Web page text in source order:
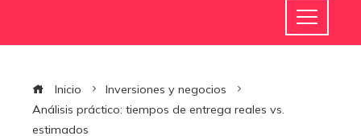
Inicio
Inversiones y negocios
Análisis práctico: tiempos de entrega reales vs.
estimados